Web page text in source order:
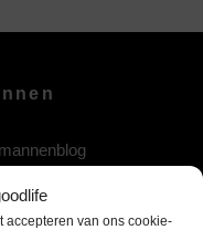
accepteren van ons cookie-
en sport.